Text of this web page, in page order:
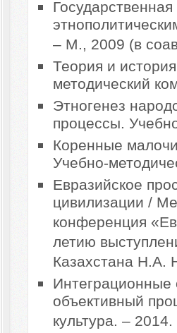
– М., 2009 (в
Теория и
методический
Этногенез
процессы.
Коренные
Учебно-
Евразийское
цивилизации /
конференция
летию
Казахстана Н.А.
Интеграционные
объективный
культура. –